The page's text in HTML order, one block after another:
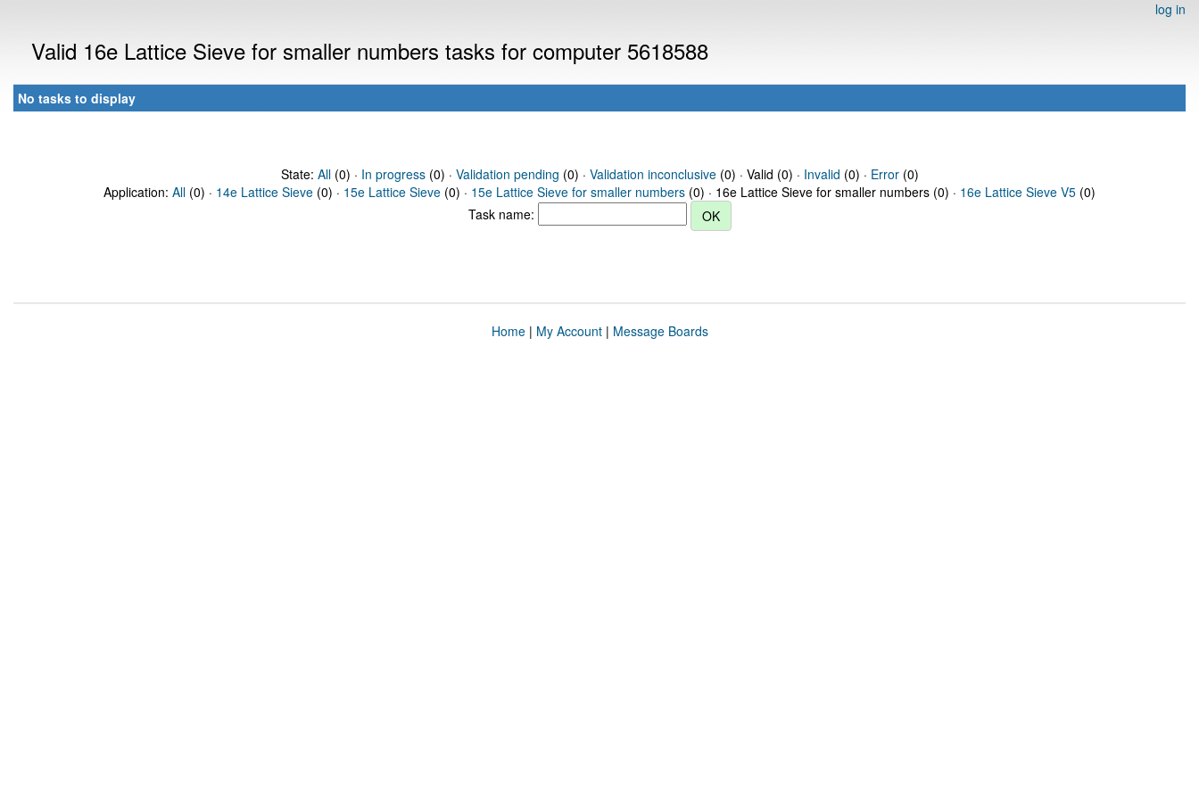
log in
Valid 16e Lattice Sieve for smaller numbers tasks for computer 5618588
No tasks to display
State: All(0) · In progress(0) · Validation pending (0) · Validation inconclusive(0) · Valid (0) · Invalid (0) · Error(0)
Application: All (0) · 14e Lattice Sieve (0) · 15e Lattice Sieve (0) · 15e Lattice Sieve for smaller numbers (0) · 16e Lattice Sieve for smaller numbers (0) · 16e Lattice Sieve V5 (0)
Task name:
Home| My Account| Message Boards